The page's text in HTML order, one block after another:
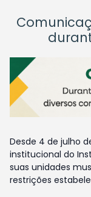
Desde 4 de julho
institucional do
suas unidades
restrições